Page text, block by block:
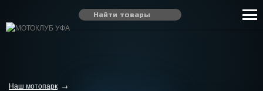
Наш мотопарк →